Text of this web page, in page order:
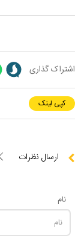
اشتراک گذاری
کپی لینک
ارسال نظرات
نام